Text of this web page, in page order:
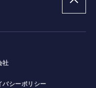
社
バシーポリシー